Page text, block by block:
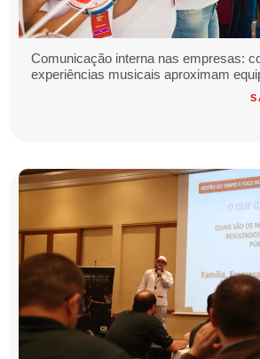
Comunicação interna nas empresas:
experiências musicais aproximam